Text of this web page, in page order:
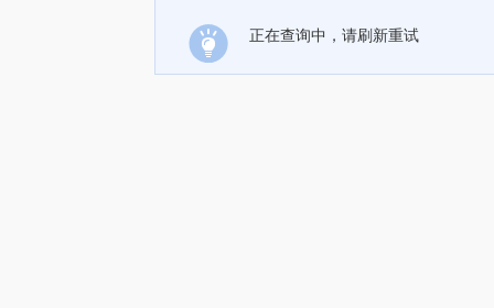
正在查询中，请刷新重试